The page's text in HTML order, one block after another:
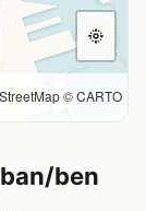
© CARTO
ben